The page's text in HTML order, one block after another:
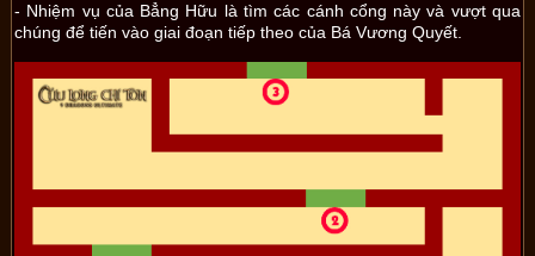
- Nhiệm vụ của Bẳng Hữu là tìm các cánh cổng này và vượt qua
chúng để tiến vào giai đoạn tiếp theo của Bá Vương Quyết.